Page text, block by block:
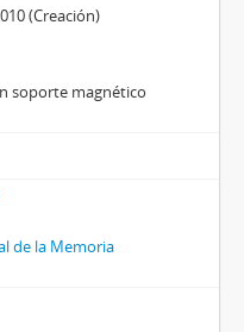
(Creación)
soporte magnético
de la Memoria